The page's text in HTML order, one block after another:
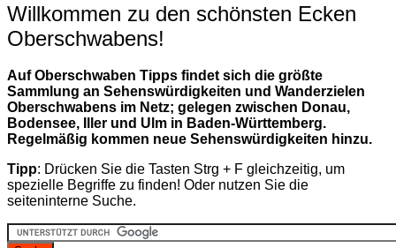
Willkommen zu den schönsten Ecken
Oberschwabens!
Auf Oberschwaben Tipps findet sich die größte
Sammlung an Sehenswürdigkeiten und Wanderzielen
Oberschwabens im Netz; gelegen zwischen Donau,
Bodensee, Iller und Ulm in Baden-Württemberg.
Regelmäßig kommen neue Sehenswürdigkeiten hinzu.
Tipp: Drücken Sie die Tasten Strg + F gleichzeitig, um
spezielle Begriffe zu finden! Oder nutzen Sie die
seiteninterne Suche.